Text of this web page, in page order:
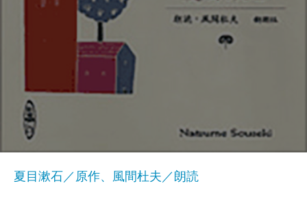
夏目漱石／原作、風間杜夫／朗読